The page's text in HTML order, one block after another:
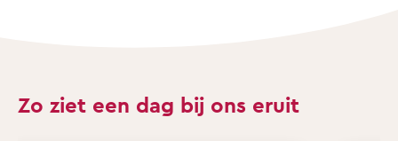
Zo ziet een dag bij ons eruit